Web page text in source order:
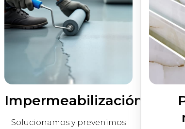
Impermeabilización
Solucionamos y prevenimos